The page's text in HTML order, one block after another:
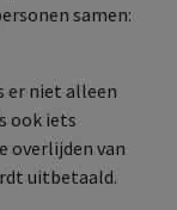
samen:
er niet alleen
ook iets
overlijden van
uitbetaald.